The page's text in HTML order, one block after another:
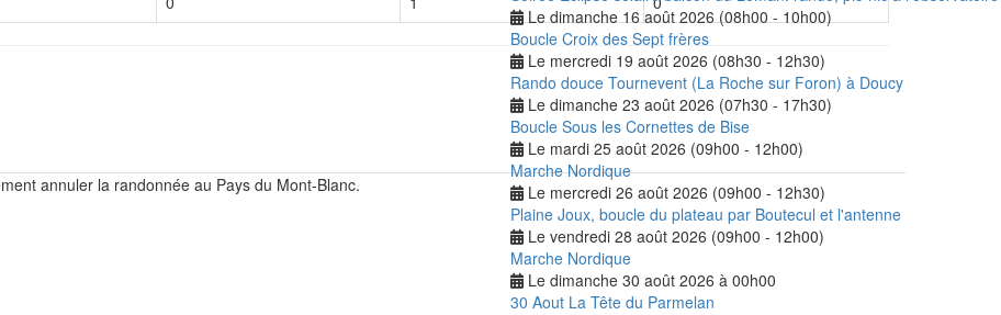
annuler la randonnée au Pays du Mont-Blanc.
Le dimanche 16 août 2026 (08h00 - 10h00)
Boucle Croix des Sept frères
Le mercredi 19 août 2026 (08h30 - 12h30)
Rando douce Tournevent (La Roche sur Foron) à Doucy
Le dimanche 23 août 2026 (07h30 - 17h30)
Boucle Sous les Cornettes de Bise
Le mardi 25 août 2026 (09h00 - 12h00)
Marche Nordique
Le mercredi 26 août 2026 (09h00 - 12h30)
Plaine Joux, boucle du plateau par Boutecul et l'antenne
Le vendredi 28 août 2026 (09h00 - 12h00)
Marche Nordique
Le dimanche 30 août 2026 à 00h00
30 Aout La Tête du Parmelan